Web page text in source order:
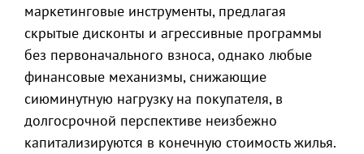
маркетинговые инструменты, предлагая
скрытые дисконты и агрессивные программы
без первоначального взноса, однако любые
финансовые механизмы, снижающие
сиюминутную нагрузку на покупателя, в
долгосрочной перспективе неизбежно
капитализируются в конечную стоимость жилья.